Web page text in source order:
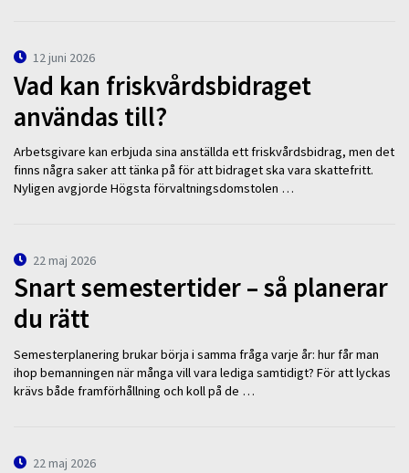
12 juni 2026
Vad kan friskvårdsbidraget
användas till?
Arbetsgivare kan erbjuda sina anställda ett friskvårdsbidrag, men det
finns några saker att tänka på för att bidraget ska vara skattefritt.
Nyligen avgjorde Högsta förvaltningsdomstolen …
22 maj 2026
Snart semestertider – så planerar
du rätt
Semesterplanering brukar börja i samma fråga varje år: hur får man
ihop bemanningen när många vill vara lediga samtidigt? För att lyckas
krävs både framförhållning och koll på de …
22 maj 2026